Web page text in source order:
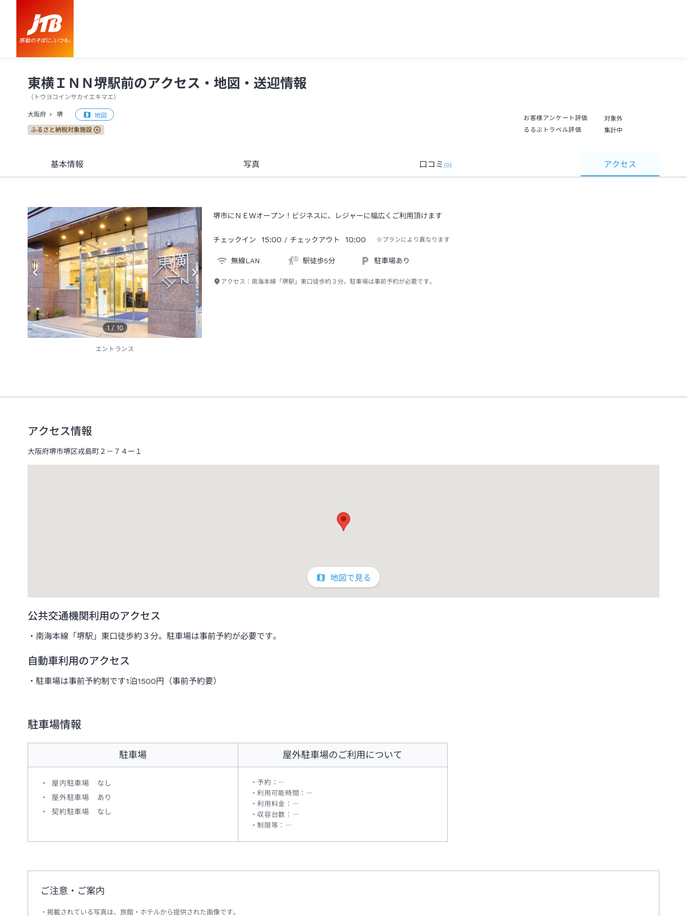
東横ＩＮＮ堺駅前のアクセス・地図・送迎情報
（ トウヨコインサカイエキマエ）
大阪府 堺 地図
ふるさと納税対象施設
お客様アンケート評価
対象外
るるぶトラベル評価
集計中
基本情報 写真 口コミ (0) アクセス
1 / 10
エントランス
堺市にＮＥＷオープン！ビジネスに、レジャーに幅広くご利用頂けます
チェックイン 15:00 / チェックアウト 10:00 ※プランにより異なります
無線LAN 駅徒歩5分 駐車場あり
アクセス：南海本線「堺駅」東口徒歩約３分。駐車場は事前予約が必要です。
アクセス情報
大阪府堺市堺区戎島町２－７４ー１
地図で見る
公共交通機関利用のアクセス
南海本線「堺駅」東口徒歩約３分。駐車場は事前予約が必要です。
自動車利用のアクセス
駐車場は事前予約制です1泊1500円（事前予約要）
駐車場情報
駐車場
屋内駐車場
なし
屋外駐車場
あり
契約駐車場
なし
屋外駐車場のご利用について
予約：―
利用可能時間：―
利用料金：―
収容台数：―
制限等：―
ご注意・ご案内
掲載されている写真は、旅館・ホテルから提供された画像です。